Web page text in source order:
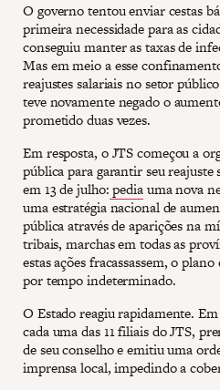
O governo tentou enviar cestas
primeira necessidade para as
conseguiu manter as taxas de
Mas em meio a esse
reajustes salariais no setor
teve novamente negado o
prometido duas vezes.
Em resposta, o JTS começou a
pública para garantir seu
em 13 de julho:pediauma nova
uma estratégia nacional de
pública através de aparições na
tribais, marchas em todas as
estas ações fracassassem, o
por tempo indeterminado.
O Estado reagiu rapidamente.
cada uma das 11 filiais do JTS,
de seu conselho e emitiu uma
imprensa local, impedindo a